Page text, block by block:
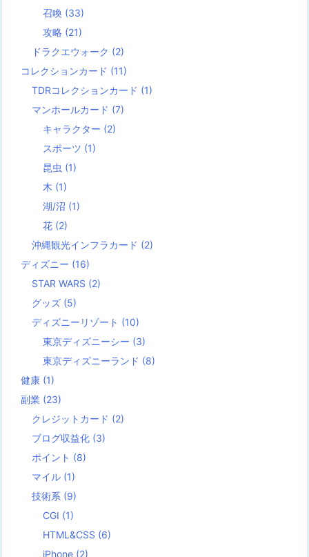
召喚 (33)
攻略 (21)
ドラクエウォーク (2)
コレクションカード (11)
TDRコレクションカード (1)
マンホールカード (7)
キャラクター (2)
スポーツ (1)
昆虫 (1)
木 (1)
湖/沼 (1)
花 (2)
沖縄観光インフラカード (2)
ディズニー (16)
STAR WARS (2)
グッズ (5)
ディズニーリゾート (10)
東京ディズニーシー (3)
東京ディズニーランド (8)
健康 (1)
副業 (23)
クレジットカード (2)
ブログ収益化 (3)
ポイント (8)
マイル (1)
技術系 (9)
CGI (1)
HTML&CSS (6)
iPhone (2)